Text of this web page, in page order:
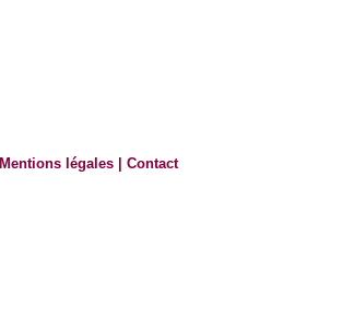
Mentions légales |Contact